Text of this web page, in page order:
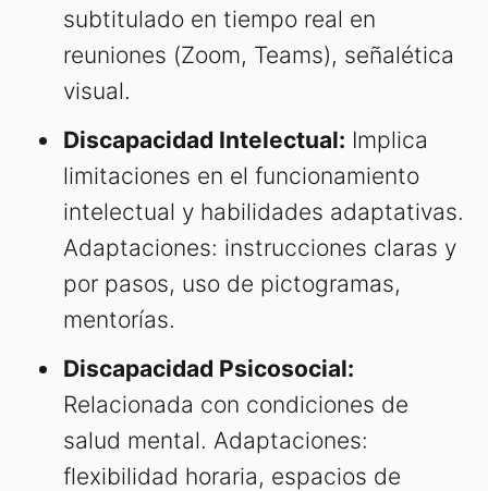
subtitulado en tiempo real en
reuniones (Zoom, Teams), señalética
visual.
Discapacidad Intelectual: Implica
limitaciones en el funcionamiento
intelectual y habilidades adaptativas.
Adaptaciones: instrucciones claras y
por pasos, uso de pictogramas,
mentorías.
Discapacidad Psicosocial:
Relacionada con condiciones de
salud mental. Adaptaciones:
flexibilidad horaria, espacios de